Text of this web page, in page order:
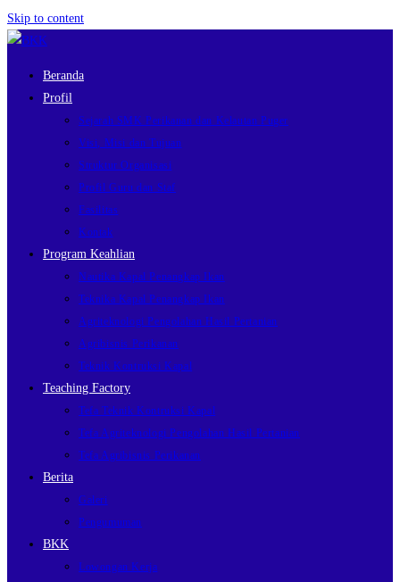
Skip to content
Beranda
Profil
Sejarah SMK Perikanan dan Kelautan Puger
Visi, Misi dan Tujuan
Struktur Organisasi
Profil Guru dan Staf
Fasilitas
Kontak
Program Keahlian
Nautika Kapal Penangkap Ikan
Teknika Kapal Penangkap Ikan
Agriteknologi Pengolahan Hasil Pertanian
Agribisnis Perikanan
Teknik Kontruksi Kapal
Teaching Factory
Tefa Teknik Kontruksi Kapal
Tefa Agriteknologi Pengolahan Hasil Pertanian
Tefa Agribisnis Perikanan
Berita
Galeri
Pengumuman
BKK
Lowongan Kerja